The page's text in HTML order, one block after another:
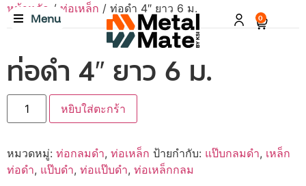
Menu 0
หน้าหลัก / ท่อเหล็ก / ท่อดำ 4″ ยาว 6 ม.
ท่อดำ 4″ ยาว 6 ม.
หยิบใส่ตะกร้า
หมวดหมู่: ท่อกลมดำ, ท่อเหล็ก ป้ายกำกับ: แป๊บกลมดำ, เหล็ก
ท่อดำ, แป๊บดำ, ท่อแป๊บดำ, ท่อเหล็กกลม